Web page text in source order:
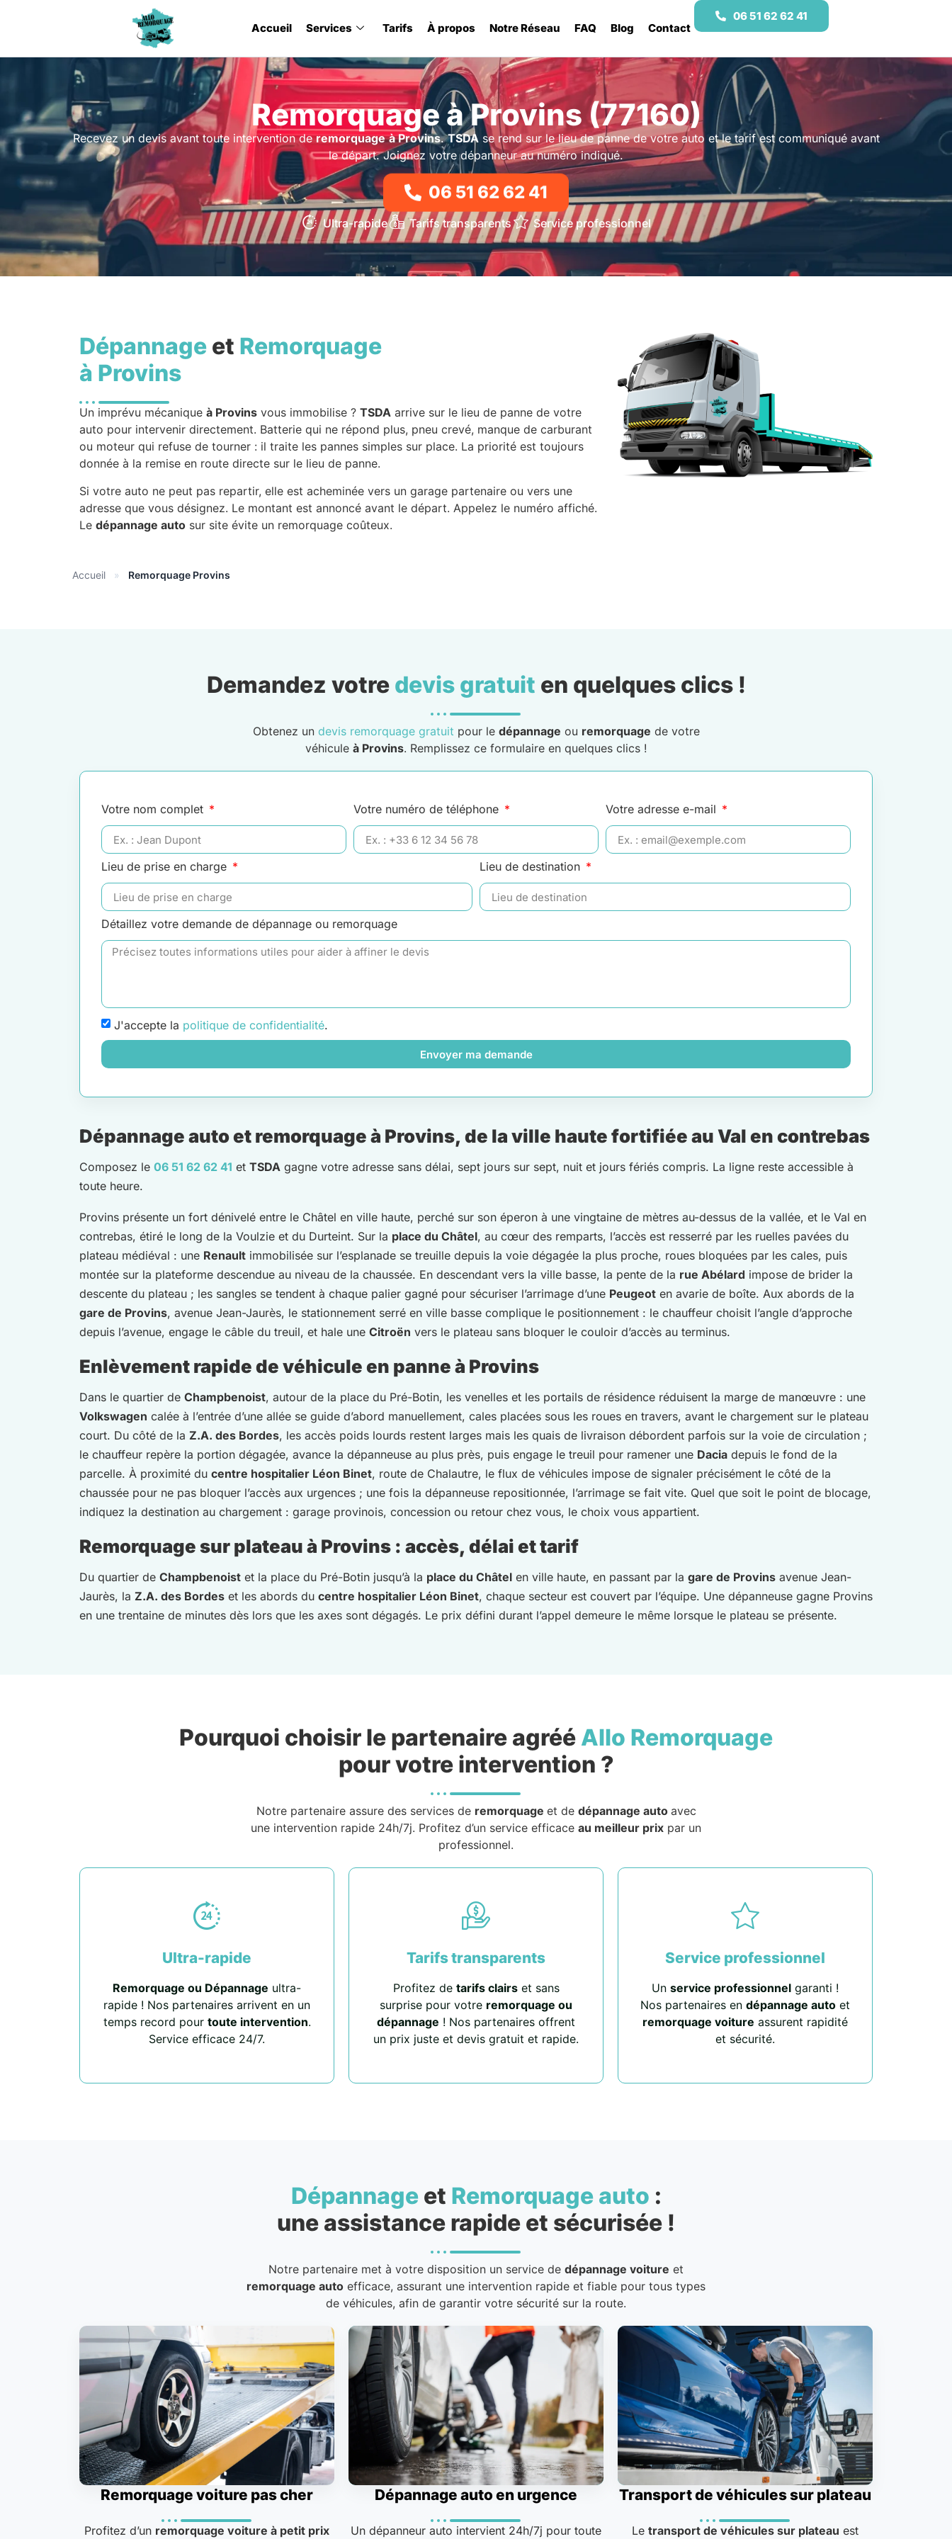
Accueil Services Tarifs À propos Notre Réseau FAQ Blog Contact
06 51 62 62 41
Remorquage à Provins (77160)
Recevez un devis avant toute intervention deremorquage à Provins.TSDAse rend sur le lieu de panne de votre auto et le tarif est communiqué avant
le départ. Joignez votre dépanneur au numéro indiqué.
06 51 62 62 41
Ultra-rapide Tarifs transparents Service professionnel
Dépannage et Remorquage
à Provins
Un imprévu mécanique à Provins vous immobilise ? TSDA arrive sur le lieu de panne de votre
auto pour intervenir directement. Batterie qui ne répond plus, pneu crevé, manque de carburant
ou moteur qui refuse de tourner : il traite les pannes simples sur place. La priorité est toujours
donnée à la remise en route directe sur le lieu de panne.
Si votre auto ne peut pas repartir, elle est acheminée vers un garage partenaire ou vers une
adresse que vous désignez. Le montant est annoncé avant le départ. Appelez le numéro affiché.
Le dépannage auto sur site évite un remorquage coûteux.
Accueil » Remorquage Provins
Demandez votre devis gratuit en quelques clics !
Obtenez un devis remorquage gratuit pour le dépannage ou remorquage de votre
véhicule à Provins. Remplissez ce formulaire en quelques clics !
Votre nom complet Votre numéro de téléphone Votre adresse e-mail
Lieu de prise en charge Lieu de destination
Détaillez votre demande de dépannage ou remorquage
J'accepte la politique de confidentialité.
Envoyer ma demande
Dépannage auto et remorquage à Provins, de la ville haute fortifiée au Val en contrebas
Composez le 06 51 62 62 41 et TSDA gagne votre adresse sans délai, sept jours sur sept, nuit et jours fériés compris. La ligne reste accessible à
toute heure.
Provins présente un fort dénivelé entre le Châtel en ville haute, perché sur son éperon à une vingtaine de mètres au-dessus de la vallée, et le Val en
contrebas, étiré le long de la Voulzie et du Durteint. Sur la place du Châtel, au cœur des remparts, l’accès est resserré par les ruelles pavées du
plateau médiéval : une Renault immobilisée sur l’esplanade se treuille depuis la voie dégagée la plus proche, roues bloquées par les cales, puis
montée sur la plateforme descendue au niveau de la chaussée. En descendant vers la ville basse, la pente de la rue Abélard impose de brider la
descente du plateau ; les sangles se tendent à chaque palier gagné pour sécuriser l’arrimage d’une Peugeot en avarie de boîte. Aux abords de la
gare de Provins, avenue Jean-Jaurès, le stationnement serré en ville basse complique le positionnement : le chauffeur choisit l’angle d’approche
depuis l’avenue, engage le câble du treuil, et hale une Citroën vers le plateau sans bloquer le couloir d’accès au terminus.
Enlèvement rapide de véhicule en panne à Provins
Dans le quartier de Champbenoist, autour de la place du Pré-Botin, les venelles et les portails de résidence réduisent la marge de manœuvre : une
Volkswagen calée à l’entrée d’une allée se guide d’abord manuellement, cales placées sous les roues en travers, avant le chargement sur le plateau
court. Du côté de la Z.A. des Bordes, les accès poids lourds restent larges mais les quais de livraison débordent parfois sur la voie de circulation ;
le chauffeur repère la portion dégagée, avance la dépanneuse au plus près, puis engage le treuil pour ramener une Dacia depuis le fond de la
parcelle. À proximité du centre hospitalier Léon Binet, route de Chalautre, le flux de véhicules impose de signaler précisément le côté de la
chaussée pour ne pas bloquer l’accès aux urgences ; une fois la dépanneuse repositionnée, l’arrimage se fait vite. Quel que soit le point de blocage,
indiquez la destination au chargement : garage provinois, concession ou retour chez vous, le choix vous appartient.
Remorquage sur plateau à Provins : accès, délai et tarif
Du quartier de Champbenoist et la place du Pré-Botin jusqu’à la place du Châtel en ville haute, en passant par la gare de Provins avenue Jean-
Jaurès, la Z.A. des Bordes et les abords du centre hospitalier Léon Binet, chaque secteur est couvert par l’équipe. Une dépanneuse gagne Provins
en une trentaine de minutes dès lors que les axes sont dégagés. Le prix défini durant l’appel demeure le même lorsque le plateau se présente.
Pourquoi choisir le partenaire agréé Allo Remorquage
pour votre intervention ?
Notre partenaire assure des services de remorquage et de dépannage auto avec
une intervention rapide 24h/7j. Profitez d’un service efficace au meilleur prix par un
professionnel.
Ultra-rapide
Remorquage ou Dépannage ultra-
rapide ! Nos partenaires arrivent en un
temps record pour toute intervention.
Service efficace 24/7.
Tarifs transparents
Profitez de tarifs clairset sans
surprise pour votre remorquage ou
dépannage ! Nos partenaires offrent
un prix juste et devis gratuit et rapide.
Service professionnel
Un service professionnel garanti !
Nos partenaires en dépannage auto et
remorquage voiture assurent rapidité
et sécurité.
Dépannageet Remorquage auto :
une assistance rapide et sécurisée !
Notre partenaire met à votre disposition un service de dépannage voiture et
remorquage auto efficace, assurant une intervention rapide et fiable pour tous types
de véhicules, afin de garantir votre sécurité sur la route.
Remorquage voiture pas cher
Profitez d’un remorquage voiture à petit prix
Dépannage auto en urgence
Un dépanneur auto intervient 24h/7j pour toute
Transport de véhicules sur plateau
Le transport de véhicules sur plateau est